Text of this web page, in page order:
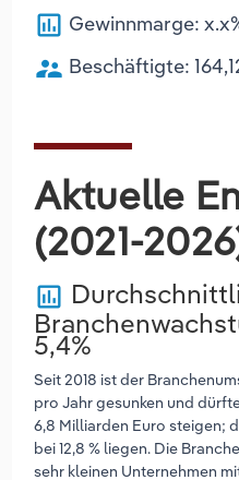
poll Gewinnmarge:
supervisor_account Beschäftigte:
Aktuelle
(2021-
poll
5,4%
Seit 2018 ist der
pro Jahr gesunken und
6,8 Milliarden Euro steigen;
bei 12,8 % liegen. Die
sehr kleinen Unternehmen